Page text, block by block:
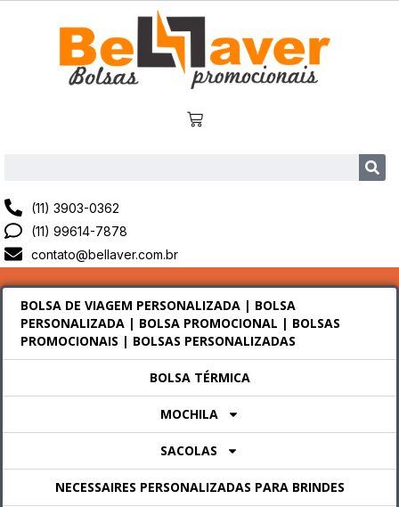
(11) 3903-0362
(11) 99614-7878
contato@bellaver.com.br
BOLSA DE VIAGEM PERSONALIZADA | BOLSA
PERSONALIZADA | BOLSA PROMOCIONAL | BOLSAS
PROMOCIONAIS | BOLSAS PERSONALIZADAS
BOLSA TÉRMICA
MOCHILA
SACOLAS
NECESSAIRES PERSONALIZADAS PARA BRINDES